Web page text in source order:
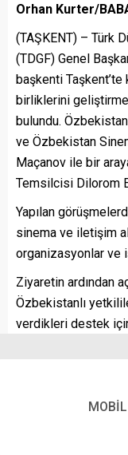
Orhan Kurter/
(TAŞKENT) – Türk
(TDGF) Genel
başkenti Taşkent’te
birliklerini
bulundu.
ve Özbekistan
Maçanov ile bir
Temsilcisi Dilorom
Yapılan
sinema ve iletişim
organizasyonlar ve
Ziyaretin ardından
Özbekistanlı
verdikleri destek
öncülüğünde
destekleriyle